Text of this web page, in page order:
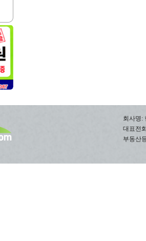
회사명:
대표전
부동산